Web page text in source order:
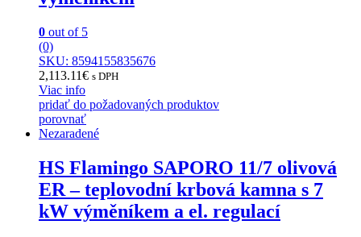
0 out of 5
(0)
SKU: 8594155835676
2,113.11€ s DPH
Viac info
pridať do požadovaných produktov
porovnať
Nezaradené
HS Flamingo SAPORO 11/7 olivová
ER – teplovodní krbová kamna s 7
kW výměníkem a el. regulací